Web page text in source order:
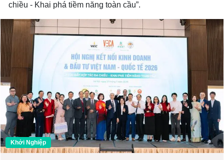
chiều - Khai phá tiềm năng toàn cầu”.
Khởi Nghiệp